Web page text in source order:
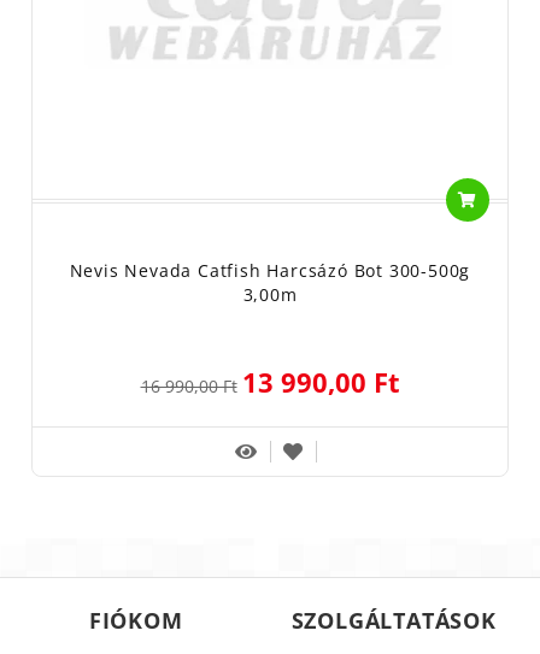
Nevis Nevada Catfish Harcsázó Bot 300-500g
3,00m
16 990,00 Ft 13 990,00 Ft
FIÓKOM SZOLGÁLTATÁSOK